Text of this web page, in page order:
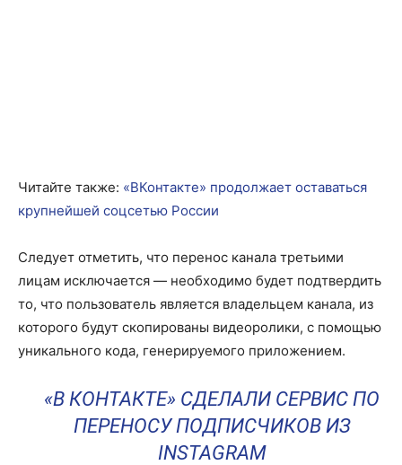
Читайте также: «ВКонтакте» продолжает оставаться
крупнейшей соцсетью России
Следует отметить, что перенос канала третьими
лицам исключается — необходимо будет подтвердить
то, что пользователь является владельцем канала, из
которого будут скопированы видеоролики, с помощью
уникального кода, генерируемого приложением.
«В КОНТАКТЕ» СДЕЛАЛИ СЕРВИС ПО
ПЕРЕНОСУ ПОДПИСЧИКОВ ИЗ
INSTAGRAM